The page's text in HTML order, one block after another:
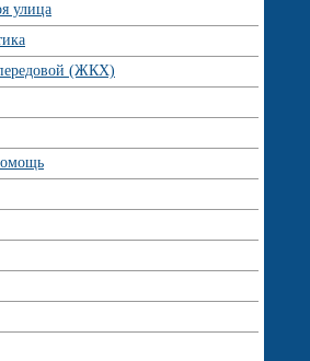
улица
(ЖКХ)